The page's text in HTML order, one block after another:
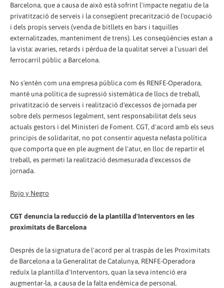
Barcelona, que a causa de això està sofrint l'impacte negatiu de la
privatització de serveis i la consegüent precarització de l'ocupació
i dels propis serveis (venda de bitllets en bars i taquilles
externalitzades, manteniment de trens). Les conseqüències estan a
la vista: avaries, retards i pèrdua de la qualitat servei a l'usuari del
ferrocarril públic a Barcelona.
No s'entén com una empresa pública com és RENFE-Operadora,
manté una política de supressió sistemàtica de llocs de treball,
privatització de serveis i realització d'excessos de jornada per
sobre dels permesos legalment, sent responsabilitat dels seus
actuals gestors i del Ministeri de Foment. CGT, d'acord amb els seus
principis de solidaritat, no pot consentir aquesta nefasta política
que comporta que en ple augment de l'atur, en lloc de repartir el
treball, es permeti la realització desmesurada d'excessos de
jornada.
Rojo y Negro
CGT denuncia la reducció de la plantilla d'Interventors en les
proximitats de Barcelona
Després de la signatura de l'acord per al traspàs de les Proximitats
de Barcelona a la Generalitat de Catalunya, RENFE-Operadora
reduïx la plantilla d'Interventors, quan la seva intenció era
augmentar-la, a causa de la falta endèmica de personal.